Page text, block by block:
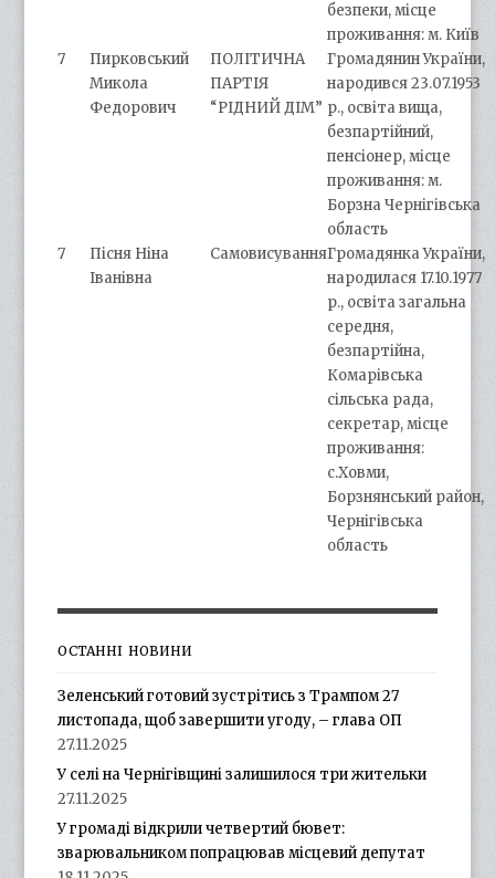
безпеки, місце
проживання: м. Київ
7
Пирковський
Микола
Федорович
ПОЛІТИЧНА
ПАРТІЯ
“РІДНИЙ ДІМ”
Громадянин України,
народився 23.07.1953
р., освіта вища,
безпартійний,
пенсіонер, місце
проживання: м.
Борзна Чернігівська
область
7
Пісня Ніна
Іванівна
СамовисуванняГромадянка України,
народилася 17.10.1977
р., освіта загальна
середня,
безпартійна,
Комарівська
сільська рада,
секретар, місце
проживання:
с.Ховми,
Борзнянський район,
Чернігівська
область
ОСТАННІ НОВИНИ
Зеленський готовий зустрітись з Трампом 27
листопада, щоб завершити угоду, – глава ОП
27.11.2025
У селі на Чернігівщині залишилося три жительки
27.11.2025
У громаді відкрили четвертий бювет:
зварювальником попрацював місцевий депутат